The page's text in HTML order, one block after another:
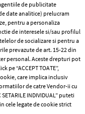
si conditii
de
de cookies
de publicitate
date analitice) prelucram
pentru a personaliza
de interesele si/sau profilul
de socializare si pentru a
prevazute de art. 15-22 din
personal. Aceste drepturi pot
pe “ACCEPT TOATE”,
care implica inclusiv
de catre Vendor-ii cu
INDIVIDUAL” puteti
cele legate de cookie strict